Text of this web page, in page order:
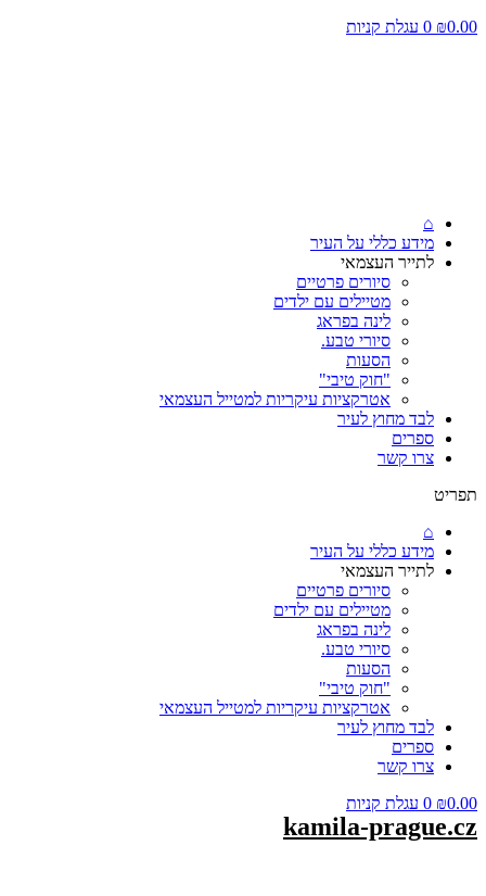
₪0.00
0 עגלת קניות
⌂
מידע כללי על העיר
לתייר העצמאי
סיורים פרטיים
מטיילים עם ילדים
לינה בפראג
סיורי טבע.
הסעות
"חוק טיבי"
אטרקציות עיקריות למטייל העצמאי
לבד מחוץ לעיר
ספרים
צרו קשר
תפריט
⌂
מידע כללי על העיר
לתייר העצמאי
סיורים פרטיים
מטיילים עם ילדים
לינה בפראג
סיורי טבע.
הסעות
"חוק טיבי"
אטרקציות עיקריות למטייל העצמאי
לבד מחוץ לעיר
ספרים
צרו קשר
₪0.00
0 עגלת קניות
kamila-prague.cz